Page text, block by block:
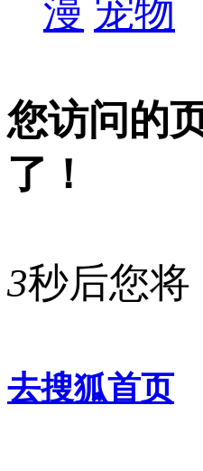
漫 宠物
您访问的
了！
3秒后您将
去搜狐首页